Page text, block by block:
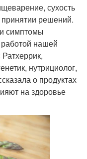
сухость
принятии решений.
симптомы
нашей
нутрициолог,
о продуктах
на здоровье